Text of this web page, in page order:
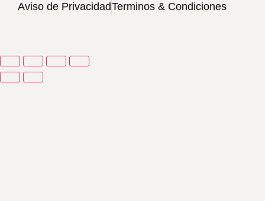
Aviso de PrivacidadTerminos & Condiciones